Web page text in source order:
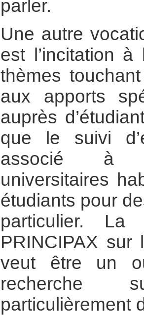
parler.
Une autre
est l’incitation
thèmes
aux apports
auprès
que le suivi
associé à
universitaires
étudiants pour
particulier.
PRINCIPAX sur
veut être un
recherche
particulièrement